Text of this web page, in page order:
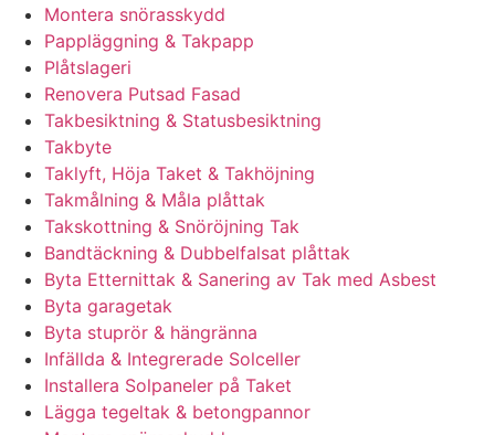
Montera snörasskydd
Pappläggning & Takpapp
Plåtslageri
Renovera Putsad Fasad
Takbesiktning & Statusbesiktning
Takbyte
Taklyft, Höja Taket & Takhöjning
Takmålning & Måla plåttak
Takskottning & Snöröjning Tak
Bandtäckning & Dubbelfalsat plåttak
Byta Etternittak & Sanering av Tak med Asbest
Byta garagetak
Byta stuprör & hängränna
Infällda & Integrerade Solceller
Installera Solpaneler på Taket
Lägga tegeltak & betongpannor